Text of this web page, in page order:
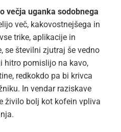
večja uganka sodobnega
več, kakovostnejšega in
trike, aplikacije in
se številni zjutraj še vedno
hitro pomislijo na kavo,
redkokdo pa bi krivca
In vendar raziskave
živilo bolj kot kofein vpliva